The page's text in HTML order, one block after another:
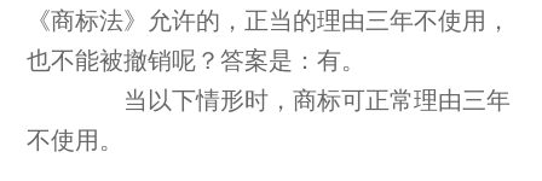
《商标法》允许的，正当的理由三年不使用，
也不能被撤销呢？答案是：有。
当以下情形时，商标可正常理由三年
不使用。